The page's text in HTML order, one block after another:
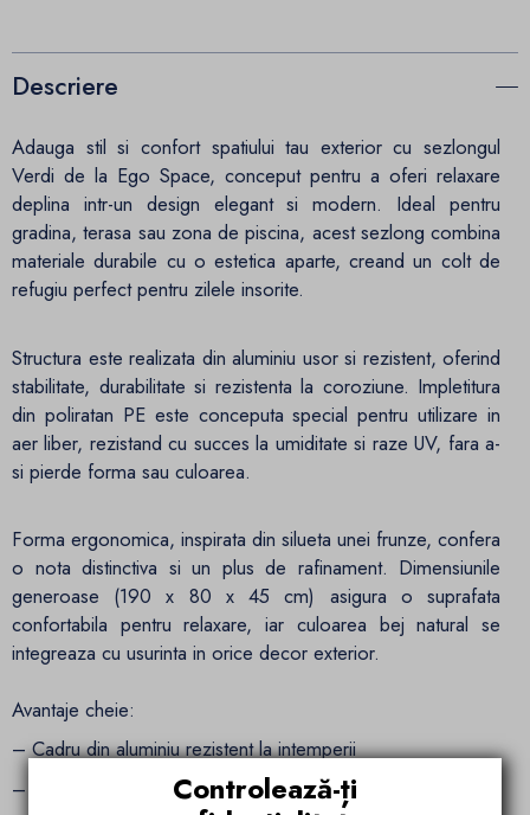
Descriere
Adauga stil si confort spatiului tau exterior cu sezlongul
Verdi de la Ego Space, conceput pentru a oferi relaxare
deplina intr-un design elegant si modern. Ideal pentru
gradina, terasa sau zona de piscina, acest sezlong combina
materiale durabile cu o estetica aparte, creand un colt de
refugiu perfect pentru zilele insorite.
Structura este realizata din aluminiu usor si rezistent, oferind
stabilitate, durabilitate si rezistenta la coroziune. Impletitura
din poliratan PE este conceputa special pentru utilizare in
aer liber, rezistand cu succes la umiditate si raze UV, fara a-
si pierde forma sau culoarea.
Forma ergonomica, inspirata din silueta unei frunze, confera
o nota distinctiva si un plus de rafinament. Dimensiunile
generoase (190 x 80 x 45 cm) asigura o suprafata
confortabila pentru relaxare, iar culoarea bej natural se
integreaza cu usurinta in orice decor exterior.
Avantaje cheie:
– Cadru din aluminiu rezistent la intemperii
– Impletitura durabila din poliratan PE
Controlează-ți